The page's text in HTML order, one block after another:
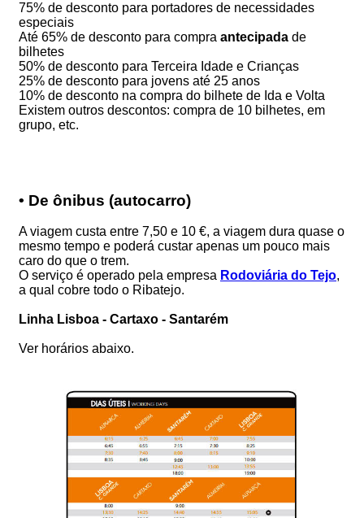
75% de desconto para portadores de necessidades
especiais
Até 65% de desconto para compra antecipada de
bilhetes
50% de desconto para Terceira Idade e Crianças
25% de desconto para jovens até 25 anos
10% de desconto na compra do bilhete de Ida e Volta
Existem outros descontos: compra de 10 bilhetes, em
grupo, etc.
• De ônibus (autocarro)
A viagem custa entre 7,50 e 10 €, a viagem dura quase o
mesmo tempo e poderá custar apenas um pouco mais
caro do que o trem.
O serviço é operado pela empresa Rodoviária do Tejo,
a qual cobre todo o Ribatejo.
Linha Lisboa - Cartaxo - Santarém
Ver horários abaixo.